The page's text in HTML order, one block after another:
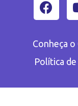
Conheça o
Política